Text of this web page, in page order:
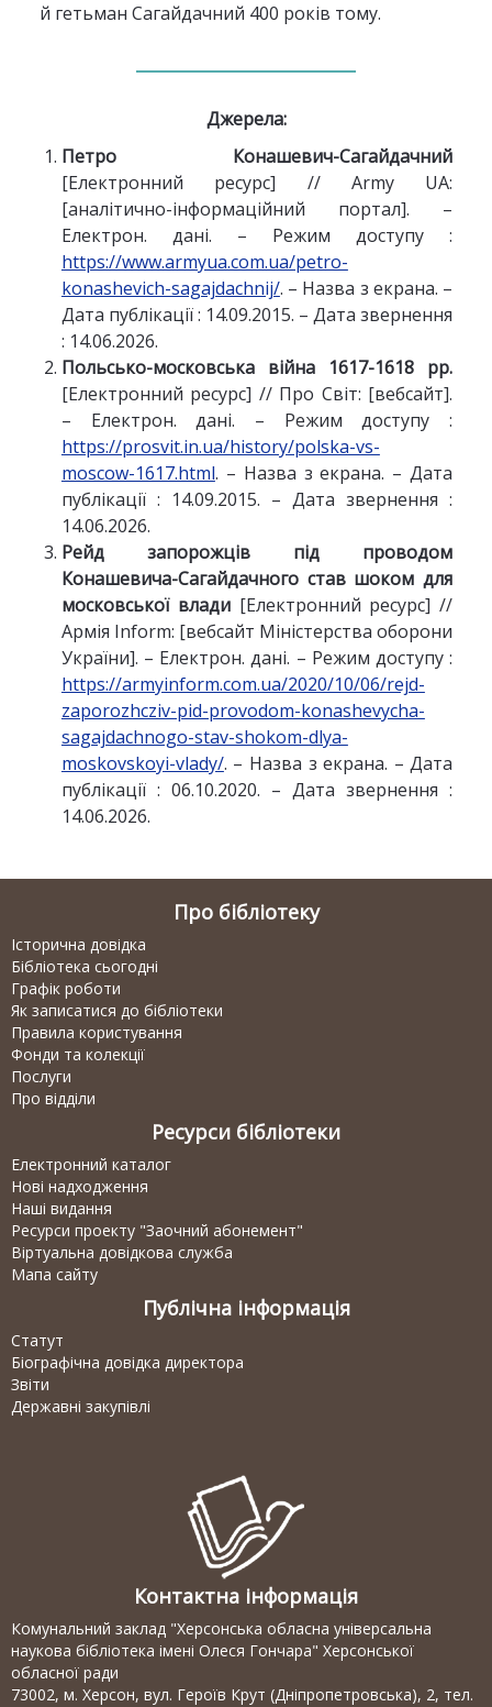
й гетьман Сагайдачний 400 років тому.
Джерела:
Петро Конашевич-Сагайдачний
[Електронний ресурс] // Army UA:
[аналітично-інформаційний портал]. –
Електрон. дані. – Режим доступу :
https://www.armyua.com.ua/petro-
konashevich-sagajdachnij/. – Назва з екрана. –
Дата публікації : 14.09.2015. – Дата звернення
: 14.06.2026.
Польсько-московська війна 1617-1618 рр.
[Електронний ресурс] // Про Світ: [вебсайт].
– Електрон. дані. – Режим доступу :
https://prosvit.in.ua/history/polska-vs-
moscow-1617.html. – Назва з екрана. – Дата
публікації : 14.09.2015. – Дата звернення :
14.06.2026.
Рейд запорожців під проводом
Конашевича-Сагайдачного став шоком для
московської влади[Електронний ресурс] //
Армія Inform: [вебсайт Міністерства оборони
України]. – Електрон. дані. – Режим доступу :
https://armyinform.com.ua/2020/10/06/rejd-
zaporozhcziv-pid-provodom-konashevycha-
sagajdachnogo-stav-shokom-dlya-
moskovskoyi-vlady/. – Назва з екрана. – Дата
публікації : 06.10.2020. – Дата звернення :
14.06.2026.
Про бібліотеку
Історична довідка
Бібліотека сьогодні
Графік роботи
Як записатися до бібліотеки
Правила користування
Фонди та колекції
Послуги
Про відділи
Ресурси бібліотеки
Електронний каталог
Нові надходження
Наші видання
Ресурси проекту "Заочний абонемент"
Віртуальна довідкова служба
Мапа сайту
Публічна інформація
Статут
Біографічна довідка директора
Звіти
Державні закупівлі
Контактна інформація
Комунальний заклад "Херсонська обласна універсальна
наукова бібліотека імені Олеся Гончара" Херсонської
обласної ради
73002, м. Херсон, вул. Героїв Крут (Дніпропетровська), 2, тел.